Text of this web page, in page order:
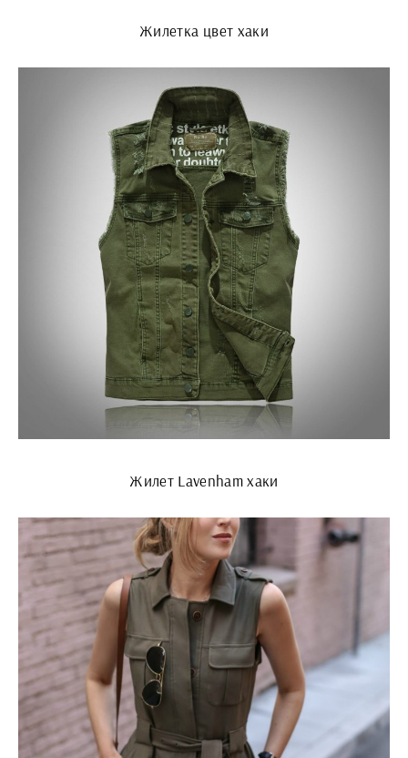
Жилетка цвет хаки
Жилет Lavenham хаки